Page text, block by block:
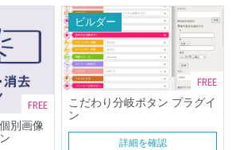
FREE
別画像
ビルダー
FREE
こだわり分岐ボタン プラグイ
ン
詳細を確認